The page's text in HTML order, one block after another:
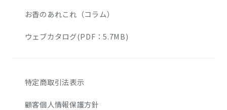
お香のあれこれ（コラム）
ウェブカタログ(PDF：5.7MB)
特定商取引法表示
顧客個人情報保護方針